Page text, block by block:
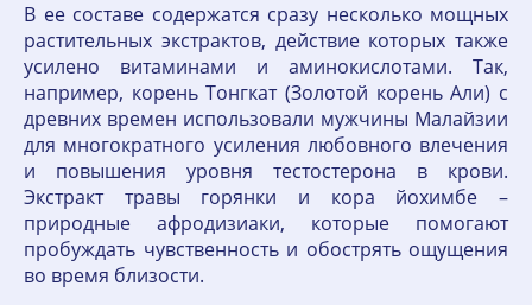
В ее составе содержатся сразу несколько мощных
растительных экстрактов, действие которых также
усилено витаминами и аминокислотами. Так,
например, корень Тонгкат (Золотой корень Али) с
древних времен использовали мужчины Малайзии
для многократного усиления любовного влечения
и повышения уровня тестостерона в крови.
Экстракт травы горянки и кора йохимбе –
природные афродизиаки, которые помогают
пробуждать чувственность и обострять ощущения
во время близости.